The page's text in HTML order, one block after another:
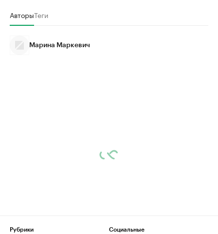
АвторыТеги
Марина Маркевич
Рубрики
Социальные